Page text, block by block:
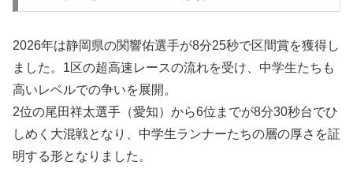
2026年は静岡県の関響佑選手が8分25秒で区間賞を獲得し
ました。1区の超高速レースの流れを受け、中学生たちも
高いレベルでの争いを展開。
2位の尾田祥太選手（愛知）から6位までが8分30秒台でひ
しめく大混戦となり、中学生ランナーたちの層の厚さを証
明する形となりました。